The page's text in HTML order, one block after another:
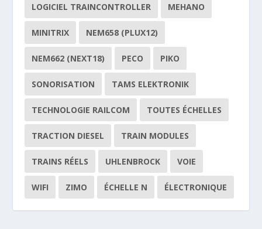
LOGICIEL TRAINCONTROLLER MEHANO
MINITRIX NEM658 (PLUX12)
NEM662 (NEXT18) PECO PIKO
SONORISATION TAMS ELEKTRONIK
TECHNOLOGIE RAILCOM TOUTES ÉCHELLES
TRACTION DIESEL TRAIN MODULES
TRAINS RÉELS UHLENBROCK VOIE
WIFI ZIMO ÉCHELLE N ÉLECTRONIQUE